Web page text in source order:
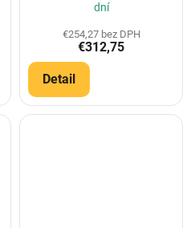
dní
€254,27 bez DPH
€312,75
Detail